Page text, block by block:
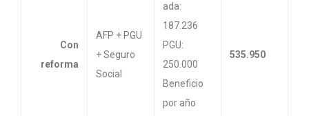
Con
reforma
AFP + PGU
+ Seguro
Social
ada:
187.236
PGU:
250.000
Beneficio
por año
535.950